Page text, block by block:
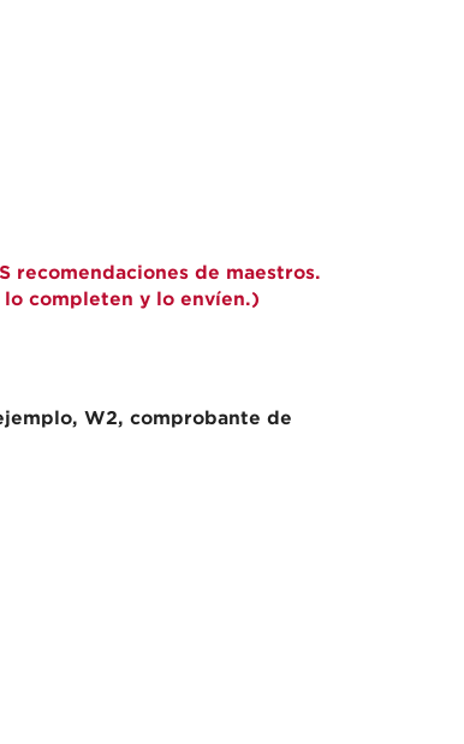
recomendaciones de maestros.
completen y lo envíen.)
W2, comprobante de